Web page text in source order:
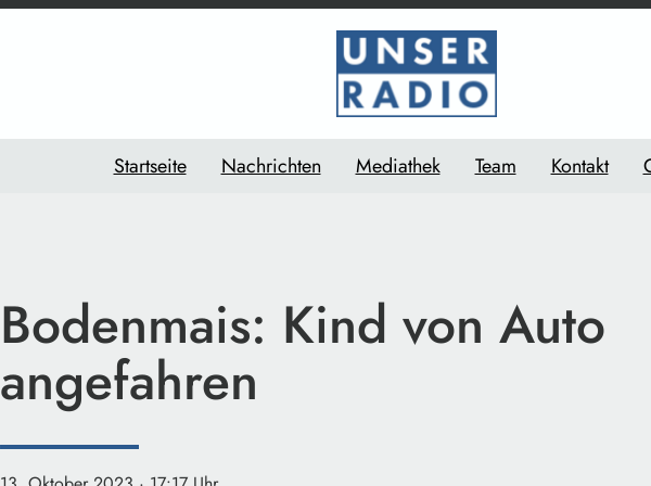
Startseite Nachrichten Mediathek Team Kontakt
Bodenmais: Kind von Auto
angefahren